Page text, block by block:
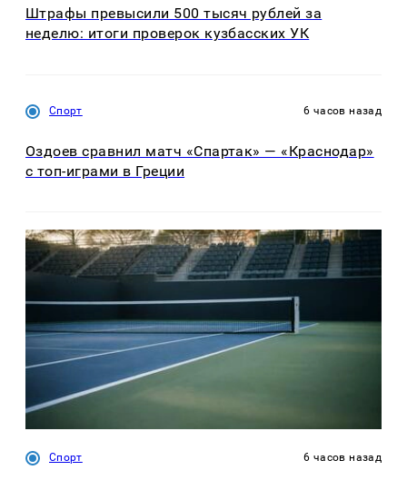
Штрафы превысили 500 тысяч рублей за
неделю: итоги проверок кузбасских УК
Спорт 6 часов назад
Оздоев сравнил матч «Спартак» — «Краснодар»
с топ-играми в Греции
Спорт 6 часов назад